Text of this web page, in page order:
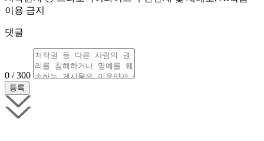
이용 금지
댓글
0 / 300